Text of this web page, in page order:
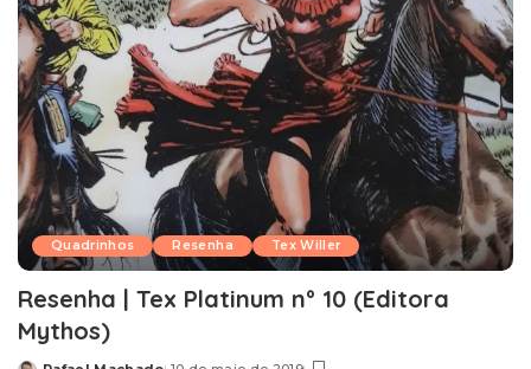
Quadrinhos Resenha Tex Willer
Resenha | Tex Platinum nº 10 (Editora
Mythos)